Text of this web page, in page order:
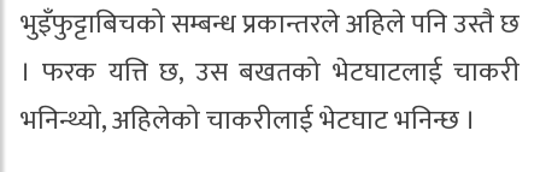
भुइँफुट्टाबिचको सम्बन्ध प्रकान्तरले अहिले पनि उस्तै छ
। फरक यत्ति छ, उस बखतको भेटघाटलाई चाकरी
भनिन्थ्यो, अहिलेको चाकरीलाई भेटघाट भनिन्छ ।